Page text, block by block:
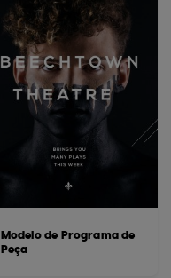
Modelo de Programa de
Peça